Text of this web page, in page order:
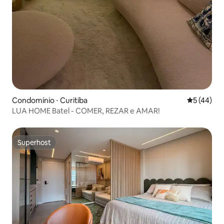
Condomínio ⋅ Curitiba 5 de uma
5 (44)
LUA HOME Batel - COMER, REZAR e AMAR!
Superhost
Superhost